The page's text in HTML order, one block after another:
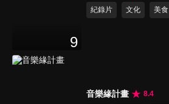
9
紀錄片 文化 美食
音樂緣計畫 8.4